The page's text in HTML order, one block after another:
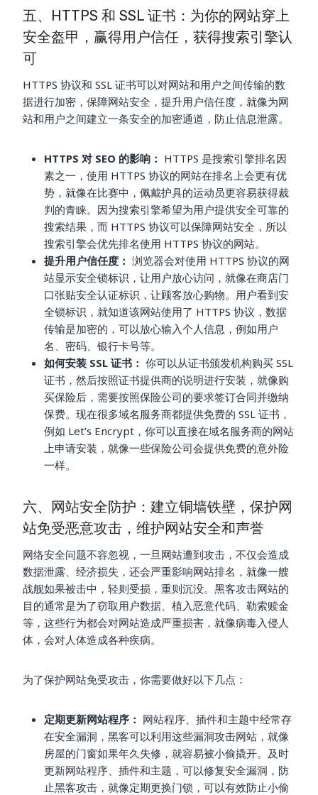
五、HTTPS 和 SSL 证书：为你的网站穿上
安全盔甲，赢得用户信任，获得搜索引擎认
可
HTTPS 协议和 SSL 证书可以对网站和用户之间传输的数
据进行加密，保障网站安全，提升用户信任度，就像为网
站和用户之间建立一条安全的加密通道，防止信息泄露。
HTTPS 对 SEO 的影响： HTTPS 是搜索引擎排名因
素之一，使用 HTTPS 协议的网站在排名上会更有优
势，就像在比赛中，佩戴护具的运动员更容易获得裁
判的青睐。因为搜索引擎希望为用户提供安全可靠的
搜索结果，而 HTTPS 协议可以保障网站安全，所以
搜索引擎会优先排名使用 HTTPS 协议的网站。
提升用户信任度： 浏览器会对使用 HTTPS 协议的网
站显示安全锁标识，让用户放心访问，就像在商店门
口张贴安全认证标识，让顾客放心购物。用户看到安
全锁标识，就知道该网站使用了 HTTPS 协议，数据
传输是加密的，可以放心输入个人信息，例如用户
名、密码、银行卡号等。
如何安装 SSL 证书： 你可以从证书颁发机构购买 SSL
证书，然后按照证书提供商的说明进行安装，就像购
买保险后，需要按照保险公司的要求签订合同并缴纳
保费。现在很多域名服务商都提供免费的 SSL 证书，
例如 Let’s Encrypt，你可以直接在域名服务商的网站
上申请安装，就像一些保险公司会提供免费的意外险
一样。
六、网站安全防护：建立铜墙铁壁，保护网
站免受恶意攻击，维护网站安全和声誉
网络安全问题不容忽视，一旦网站遭到攻击，不仅会造成
数据泄露、经济损失，还会严重影响网站排名，就像一艘
战舰如果被击中，轻则受损，重则沉没。黑客攻击网站的
目的通常是为了窃取用户数据、植入恶意代码、勒索赎金
等，这些行为都会对网站造成严重损害，就像病毒入侵人
体，会对人体造成各种疾病。
为了保护网站免受攻击，你需要做好以下几点：
定期更新网站程序： 网站程序、插件和主题中经常存
在安全漏洞，黑客可以利用这些漏洞攻击网站，就像
房屋的门窗如果年久失修，就容易被小偷撬开。及时
更新网站程序、插件和主题，可以修复安全漏洞，防
止黑客攻击，就像定期更换门锁，可以有效防止小偷